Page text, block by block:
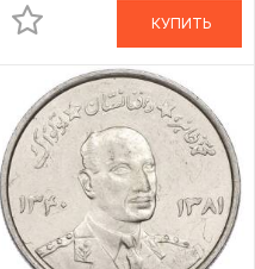
КУПИТЬ